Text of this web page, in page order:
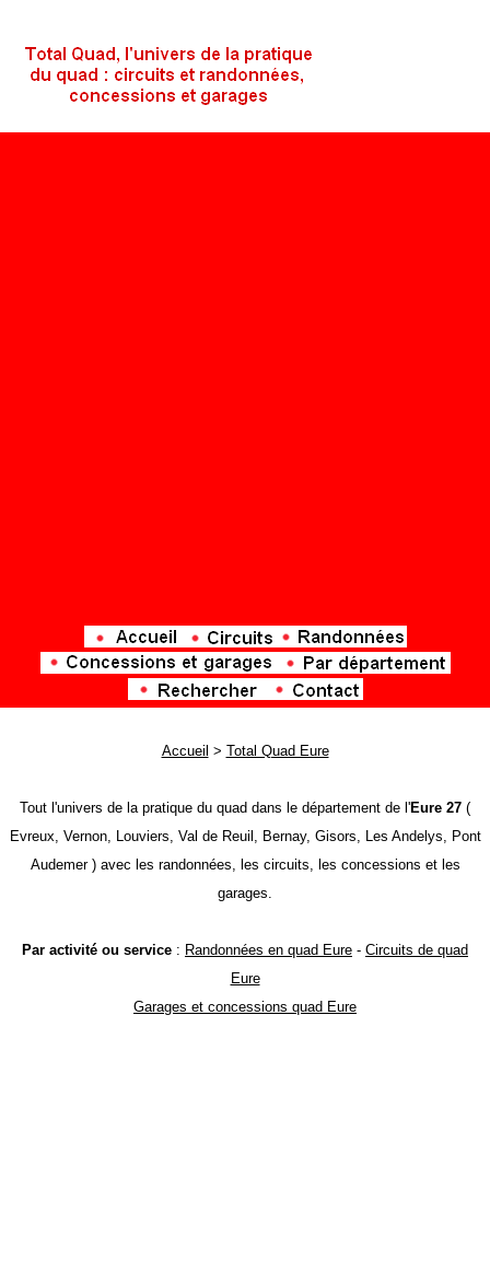
Accueil > Total Quad Eure
Tout l'univers de la pratique du quad dans le département de l'Eure 27 (
Evreux, Vernon, Louviers, Val de Reuil, Bernay, Gisors, Les Andelys, Pont
Audemer ) avec les randonnées, les circuits, les concessions et les
garages.
Par activité ou service : Randonnées en quad Eure - Circuits de quad
Eure
Garages et concessions quad Eure